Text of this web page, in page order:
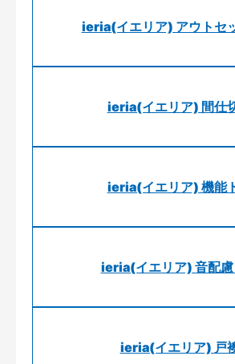
ieria(イエリア) アウトセ
ieria(イエリア) 間仕
ieria(イエリア) 機能
ieria(イエリア) 音配
ieria(イエリア) 戸